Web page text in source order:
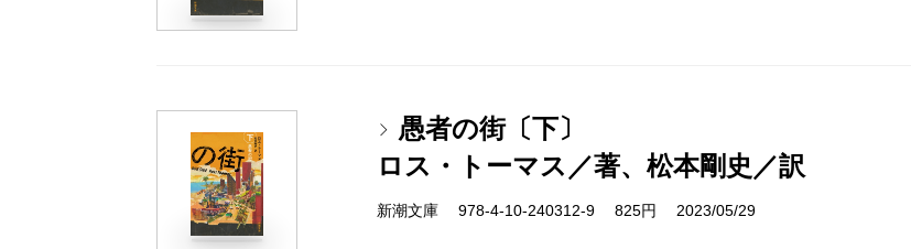
愚者の街〔下〕
ロス・トーマス／著、松本剛史／訳
新潮文庫 978-4-10-240312-9 825円 2023/05/29